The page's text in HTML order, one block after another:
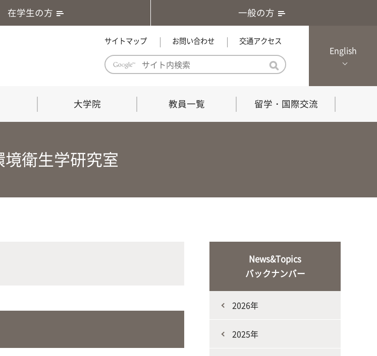
在学生の方 一般の方
サイトマップ お問い合わせ 交通アクセス
English
教育目標
の要素」「達成すべき
方法」
学科の教育における３つの方針と専
附属施設・教育研究関連施設人と動物との共生を目指し、動物の
大学院
研究科（博士課程）
教員一覧 留学・国際交流
境衛生学研究室
News&Topics
バックナンバー
2026年
2025年